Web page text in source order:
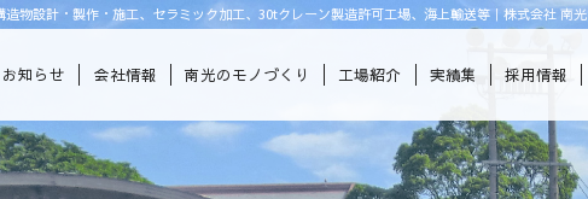
物設計・製作・施工、セラミック加工、30tクレーン製造許可工場、海上輸送等｜株式会社 南光
お知らせ 会社情報 南光のモノづくり 工場紹介 実績集 採用情報